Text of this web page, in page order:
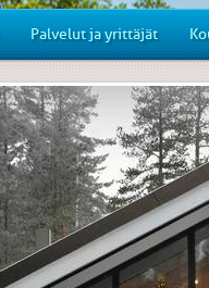
Palvelut ja yrittäjät